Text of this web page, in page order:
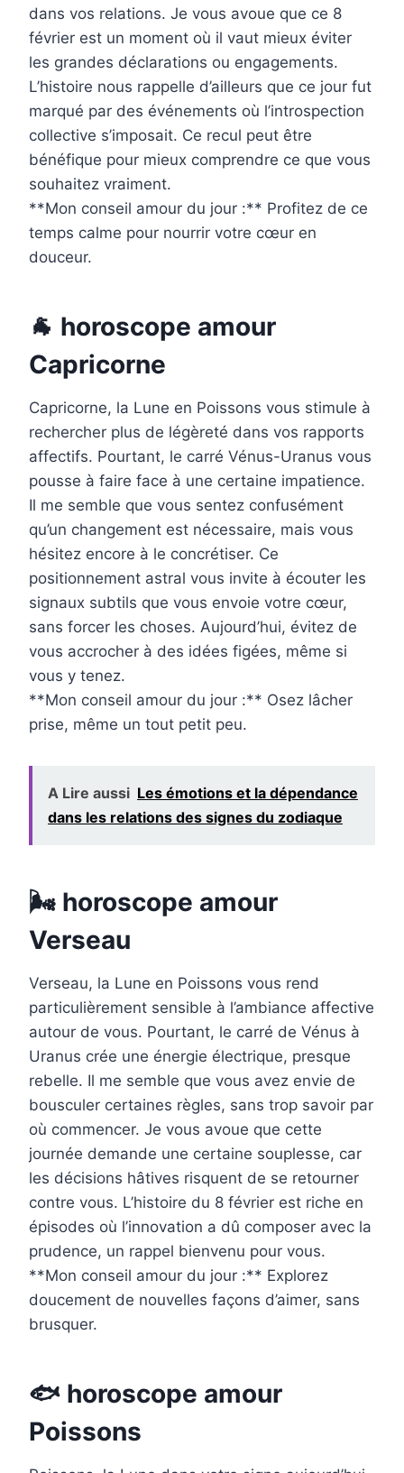
dans vos relations. Je vous avoue que ce 8
février est un moment où il vaut mieux éviter
les grandes déclarations ou engagements.
L’histoire nous rappelle d’ailleurs que ce jour fut
marqué par des événements où l’introspection
collective s’imposait. Ce recul peut être
bénéfique pour mieux comprendre ce que vous
souhaitez vraiment.
**Mon conseil amour du jour :** Profitez de ce
temps calme pour nourrir votre cœur en
douceur.
🐐 horoscope amour
Capricorne
Capricorne, la Lune en Poissons vous stimule à
rechercher plus de légèreté dans vos rapports
affectifs. Pourtant, le carré Vénus-Uranus vous
pousse à faire face à une certaine impatience.
Il me semble que vous sentez confusément
qu’un changement est nécessaire, mais vous
hésitez encore à le concrétiser. Ce
positionnement astral vous invite à écouter les
signaux subtils que vous envoie votre cœur,
sans forcer les choses. Aujourd’hui, évitez de
vous accrocher à des idées figées, même si
vous y tenez.
**Mon conseil amour du jour :** Osez lâcher
prise, même un tout petit peu.
A Lire aussi Les émotions et la dépendance
dans les relations des signes du zodiaque
🌬️ horoscope amour
Verseau
Verseau, la Lune en Poissons vous rend
particulièrement sensible à l’ambiance affective
autour de vous. Pourtant, le carré de Vénus à
Uranus crée une énergie électrique, presque
rebelle. Il me semble que vous avez envie de
bousculer certaines règles, sans trop savoir par
où commencer. Je vous avoue que cette
journée demande une certaine souplesse, car
les décisions hâtives risquent de se retourner
contre vous. L’histoire du 8 février est riche en
épisodes où l’innovation a dû composer avec la
prudence, un rappel bienvenu pour vous.
**Mon conseil amour du jour :** Explorez
doucement de nouvelles façons d’aimer, sans
brusquer.
🐟 horoscope amour
Poissons